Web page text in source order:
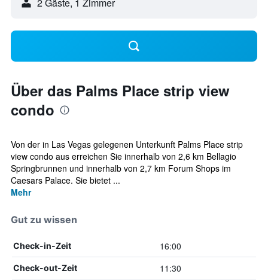
Über das Palms Place strip view
condo
Von der in Las Vegas gelegenen Unterkunft Palms Place strip
view condo aus erreichen Sie innerhalb von 2,6 km Bellagio
Springbrunnen und innerhalb von 2,7 km Forum Shops im
Caesars Palace. Sie bietet ...
Mehr
Gut zu wissen
Check-in-Zeit 16:00
Check-out-Zeit 11:30